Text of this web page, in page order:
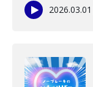
2026.03.01